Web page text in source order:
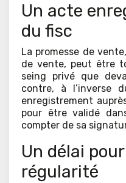
Un acte
du fisc
La promesse de
de vente, peut être
seing privé que
contre, à l’inverse
enregistrement
pour être validé
compter de sa
Un délai
régularité